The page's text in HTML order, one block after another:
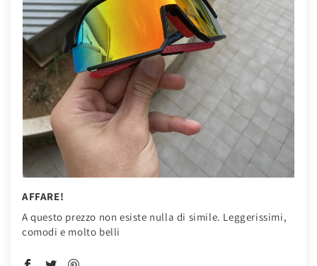
AFFARE!
A questo prezzo non esiste nulla di simile. Leggerissimi,
comodi e molto belli